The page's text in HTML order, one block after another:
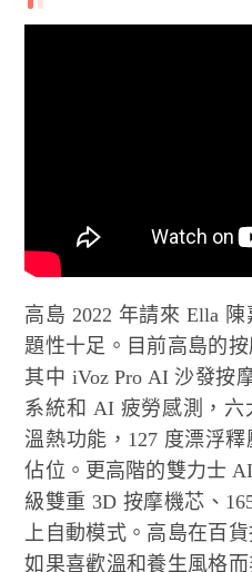
高島 2022 年請來 Ella
題性十足。目前高島的
其中 iVoz Pro AI 沙發按
系統和 AI 疲勞感測，
溫熱功能，127 度漂浮
佔位。更高階的雙力士
級雙重 3D 按摩機芯、
上自動模式。高島在百
如果喜歡溫和養生風格